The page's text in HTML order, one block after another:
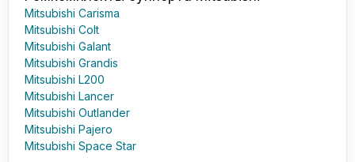
Mitsubishi Carisma
Mitsubishi Colt
Mitsubishi Galant
Mitsubishi Grandis
Mitsubishi L200
Mitsubishi Lancer
Mitsubishi Outlander
Mitsubishi Pajero
Mitsubishi Space Star